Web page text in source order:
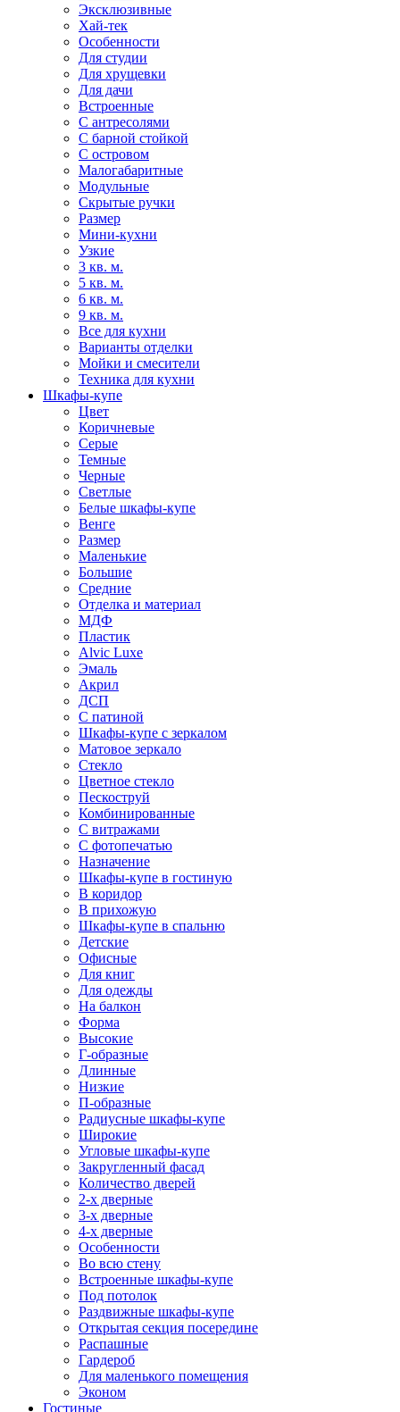
Эксклюзивные
Хай-тек
Особенности
Для студии
Для хрущевки
Для дачи
Встроенные
С антресолями
С барной стойкой
С островом
Малогабаритные
Модульные
Скрытые ручки
Размер
Мини-кухни
Узкие
3 кв. м.
5 кв. м.
6 кв. м.
9 кв. м.
Все для кухни
Варианты отделки
Мойки и смесители
Техника для кухни
Шкафы-купе
Цвет
Коричневые
Серые
Темные
Черные
Светлые
Белые шкафы-купе
Венге
Размер
Маленькие
Большие
Средние
Отделка и материал
МДФ
Пластик
Alvic Luxe
Эмаль
Акрил
ДСП
С патиной
Шкафы-купе с зеркалом
Матовое зеркало
Стекло
Цветное стекло
Пескоструй
Комбинированные
С витражами
С фотопечатью
Назначение
Шкафы-купе в гостиную
В коридор
В прихожую
Шкафы-купе в спальню
Детские
Офисные
Для книг
Для одежды
На балкон
Форма
Высокие
Г-образные
Длинные
Низкие
П-образные
Радиусные шкафы-купе
Широкие
Угловые шкафы-купе
Закругленный фасад
Количество дверей
2-х дверные
3-х дверные
4-х дверные
Особенности
Во всю стену
Встроенные шкафы-купе
Под потолок
Раздвижные шкафы-купе
Открытая секция посередине
Распашные
Гардероб
Для маленького помещения
Эконом
Гостиные